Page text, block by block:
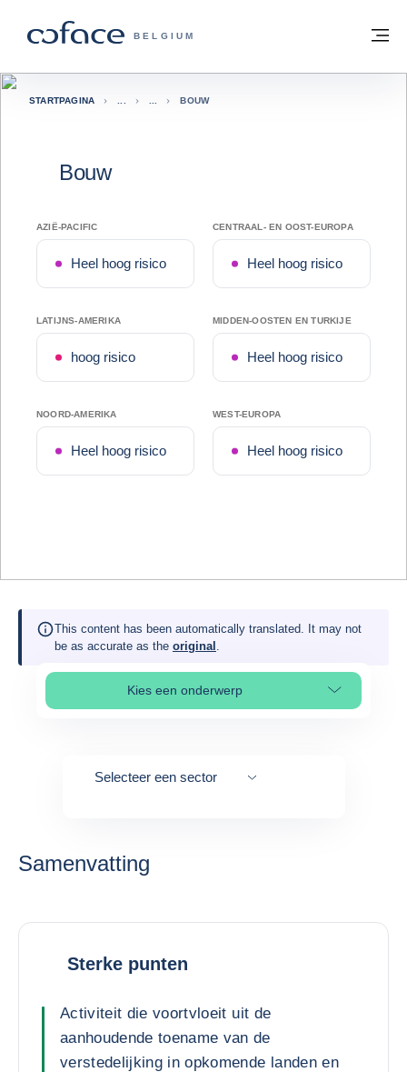
COFACE, FOR TRADE - GROEP
BELGIUM
Terug naar startpagina
STARTPAGINA BOUW
Bouw
AZIË-PACIFIC
Heel hoog risico
CENTRAAL- EN OOST-EUROPA
Heel hoog risico
LATIJNS-AMERIKA
hoog risico
MIDDEN-OOSTEN EN TURKIJE
Heel hoog risico
NOORD-AMERIKA
Heel hoog risico
WEST-EUROPA
Heel hoog risico
This content has been automatically translated. It may not
be as accurate as the original .
Kies een onderwerp
Select page section
Selecteer een sector
Samenvatting
Sterke punten
Activiteit die voortvloeit uit de
aanhoudende toename van de
verstedelijking in opkomende landen en